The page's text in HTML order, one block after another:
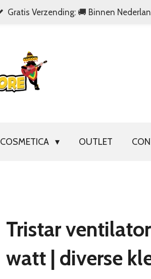
Gratis Verzending: 🚚 Binnen
COSMETICA OUTLET
Tristar
watt | diverse